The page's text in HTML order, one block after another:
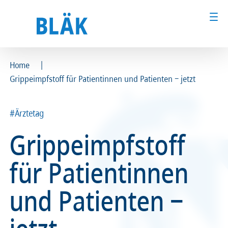
Ärztinnen und Ärzte
MFA & Fachpersonal
Patientinnen und Patienten
Kammer & Politik
Karriere
Ärztinnen und Ärzte
MFA & Fachpersonal
Patientinnen und Patienten
Kammer & Politik
Karriere
Home
|
Grippeimpfstoff für Patientinnen und Patienten ‒ jetzt
#Ärztetag
Grippeimpfstoff
für Patientinnen
und Patienten ‒